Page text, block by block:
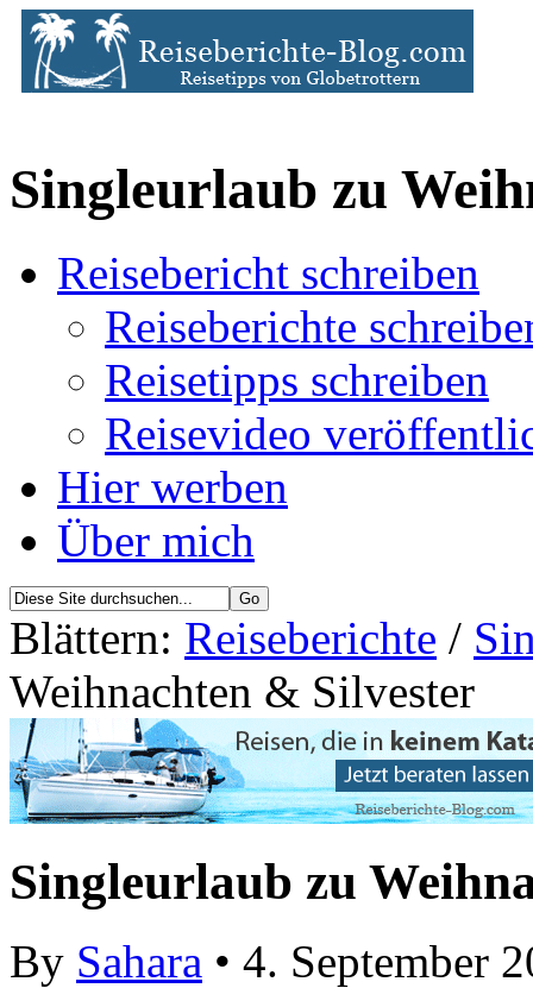
Singleurlaub zu
Reisebericht schreiben
Reiseberichte
Reisetipps schreiben
Reisevideo
Hier werben
Über mich
Blättern: Reiseberichte /
Weihnachten & Silvester
Singleurlaub zu
By Sahara • 4. September